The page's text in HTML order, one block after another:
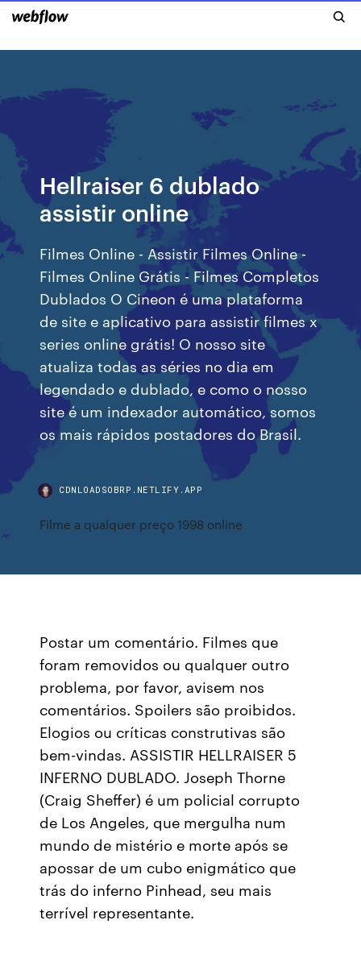
Hellraiser 6 dublado
assistir online
Filmes Online - Assistir Filmes Online -
Filmes Online Grátis - Filmes Completos
Dublados O Cineon é uma plataforma
de site e aplicativo para assistir filmes x
series online grátis! O nosso site
atualiza todas as séries no dia em
legendado e dublado, e como o nosso
site é um indexador automático, somos
os mais rápidos postadores do Brasil.
CDNLOADSOBRP.NETLIFY.APP
Filme a qualquer preço 1998 online
Postar um comentário. Filmes que
foram removidos ou qualquer outro
problema, por favor, avisem nos
comentários. Spoilers são proibidos.
Elogios ou críticas construtivas são
bem-vindas. ASSISTIR HELLRAISER 5
INFERNO DUBLADO. Joseph Thorne
(Craig Sheffer) é um policial corrupto
de Los Angeles, que mergulha num
mundo de mistério e morte após se
apossar de um cubo enigmático que
trás do inferno Pinhead, seu mais
terrível representante.